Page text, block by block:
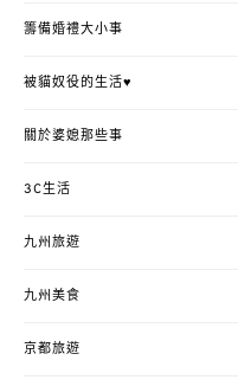
籌備婚禮大小事
被貓奴役的生活♥
關於婆媳那些事
3C生活
九州旅遊
九州美食
京都旅遊